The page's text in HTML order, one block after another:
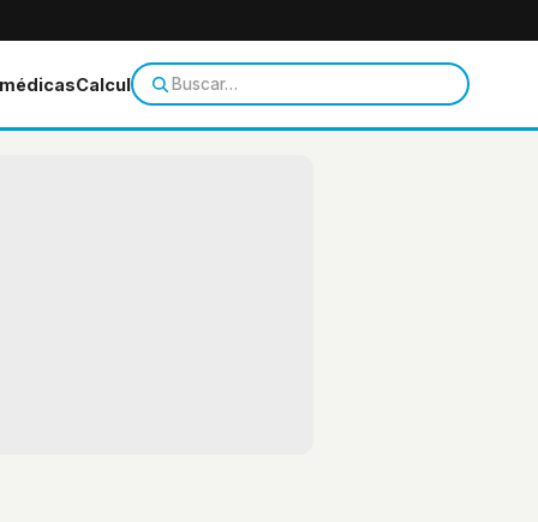
CalculadorasTemas de salud